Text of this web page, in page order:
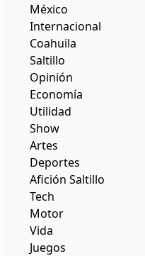
México
Internacional
Coahuila
Saltillo
Opinión
Economía
Utilidad
Show
Artes
Deportes
Afición Saltillo
Tech
Motor
Vida
Juegos